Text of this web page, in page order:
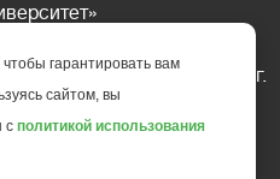
Республика Карелия, г.
Энгельса д.10, офис 211
+7 (499) 685-10-45
гарантировать вам
сайтом, вы
с политикой использования